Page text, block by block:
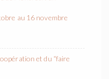
au 16 novembre
et du “faire